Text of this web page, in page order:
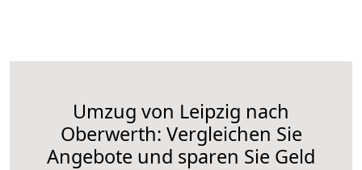
Umzug von Leipzig nach
Oberwerth: Vergleichen Sie
Angebote und sparen Sie Geld